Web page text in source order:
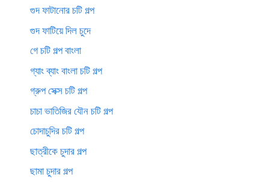
গুদ ফাটানোর চটি গল্প
গুদ ফাটিয়ে দিল চুদে
গে চটি গল্প বাংলা
গ্যাং ব্যাং বাংলা চটি গল্প
গ্রুপ সেক্স চটি গল্প
চাচা ভাতিজির যৌন চটি গল্প
চোদাচুদির চটি গল্প
ছাত্রীকে চুদার গল্প
ছামা চুদার গল্প